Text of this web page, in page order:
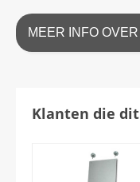
MEER INFO
Klanten die